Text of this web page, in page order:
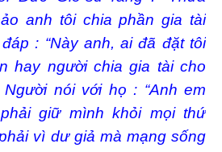
anh tôi chia phần gia tài
: “Này anh, ai đã đặt tôi
hay người chia gia tài cho
Người nói với họ : “Anh em
giữ mình khỏi mọi thứ
vì dư giả mà mạng sống